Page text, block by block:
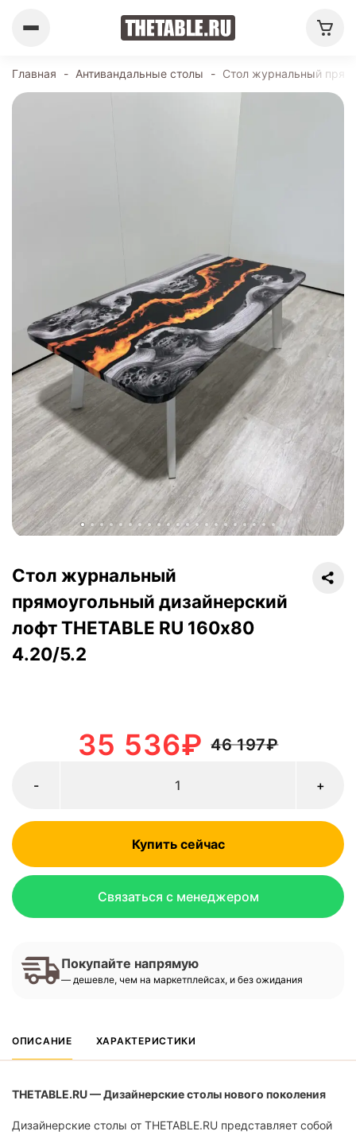
Главная - Антивандальные столы - Стол журнальный
Стол журнальный
прямоугольный дизайнерский
лофт THETABLE RU 160х80
4.20/5.2
46 197₽
35 536₽
+
-
Купить сейчас
Связаться с менеджером
Покупайте напрямую
— дешевле, чем на маркетплейсах, и без ожидания
ОПИСАНИЕ ХАРАКТЕРИСТИКИ
THETABLE.RU — Дизайнерские столы нового поколения
Дизайнерские столы от THETABLE.RU представляет собой